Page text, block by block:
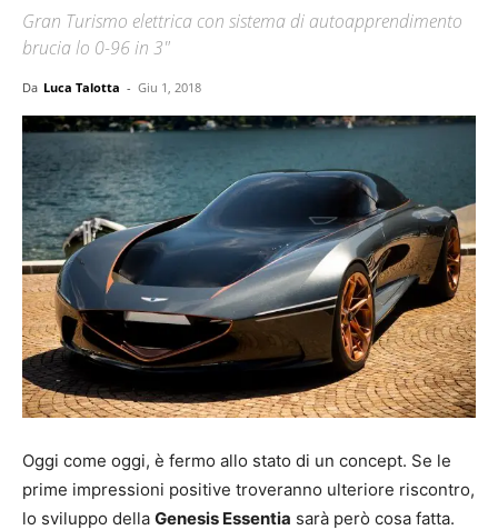
Gran Turismo elettrica con sistema di autoapprendimento
brucia lo 0-96 in 3"
Da Luca Talotta - Giu 1, 2018
Oggi come oggi, è fermo allo stato di un concept. Se le
prime impressioni positive troveranno ulteriore riscontro,
lo sviluppo della Genesis Essentia sarà però cosa fatta.